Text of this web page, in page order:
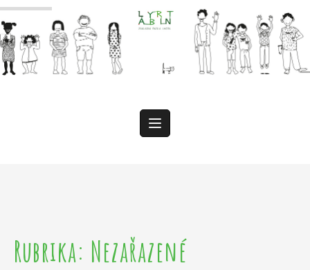
Přeskočit
k
obsahu
Rubrika: Nezařazené